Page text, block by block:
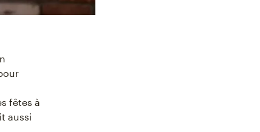
fêtes à
aussi